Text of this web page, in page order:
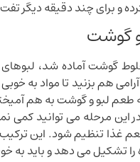
و برای چند دقیقه دیگر
گوشت
گوشت آماده شد، لبوهای
هم بزنید تا مواد به
طعم لبو و گوشت به هم
در این مرحله می توانید
غذا تنظیم شود. این ترکیب،
تشکیل می دهد و باید به